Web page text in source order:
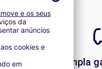
Uma ampla